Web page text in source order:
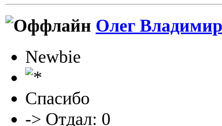
Олег
Newbie
Спасибо
-> Отдал: 0